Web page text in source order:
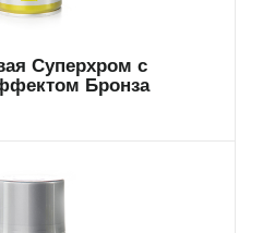
Суперхром с
Бронза